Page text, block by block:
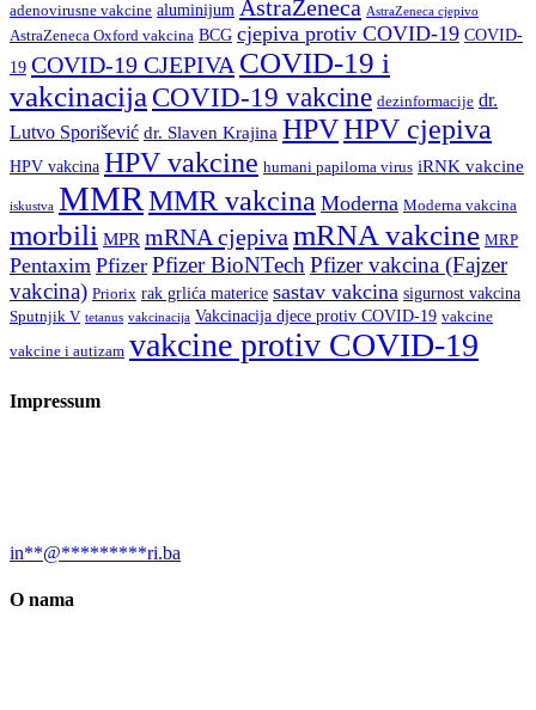
adenovirusne vakcine aluminijum AstraZeneca AstraZeneca cjepivo
AstraZeneca Oxford vakcina BCG cjepiva protiv COVID-19 COVID-
19 COVID-19 CJEPIVA COVID-19 i
vakcinacijaCOVID-19 vakcine dezinformacije dr.
Lutvo Sporišević dr. Slaven Krajina HPVHPV cjepiva
HPV vakcina HPV vakcine humani papiloma virus iRNK vakcine
iskustva MMRMMR vakcina Moderna Moderna vakcina
morbili MPR mRNA cjepivamRNA vakcine MRP
Pentaxim Pfizer Pfizer BioNTechPfizer vakcina (Fajzer
vakcina) Priorix rak grlića materice sastav vakcina sigurnost vakcina
Sputnjik V tetanus vakcinacija Vakcinacija djece protiv COVID-19 vakcine
vakcine i autizam vakcine protiv COVID-19
Impressum
in**@*********ri.ba
O nama